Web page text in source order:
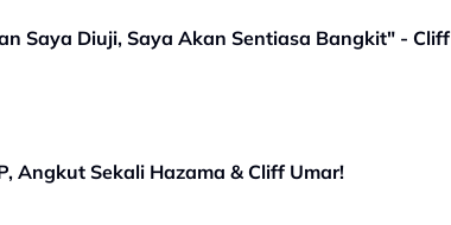
Saya Diuji, Saya Akan Sentiasa Bangkit" - Cliff
Angkut Sekali Hazama & Cliff Umar!